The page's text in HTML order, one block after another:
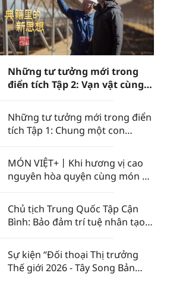
Những tư tưởng mới trong
điển tích Tập 2: Vạn vật cùng
phát triển
Những tư tưởng mới trong điển
tích Tập 1: Chung một con
đường
MÓN VIỆT+丨Khi hương vị cao
nguyên hòa quyện cùng món ăn
Việt Nam……
Chủ tịch Trung Quốc Tập Cận
Bình: Bảo đảm trí tuệ nhân tạo
luôn nằm trong sự kiểm soát
của nhân loại
Sự kiện “Đối thoại Thị trưởng
Thế giới 2026 - Tây Song Bản